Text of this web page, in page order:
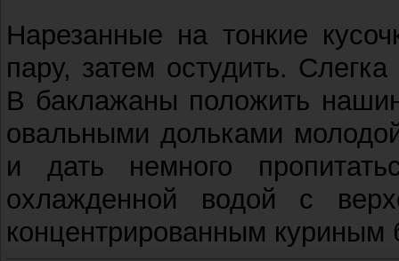
Нарезанные на тонкие
пару, затем остудить.
В баклажаны положить
овальными дольками
и дать немного
охлажденной водой с
концентрированным